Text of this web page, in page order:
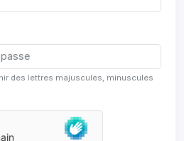
des lettres majuscules, minuscules